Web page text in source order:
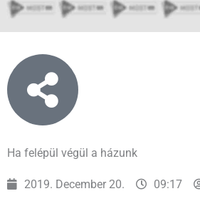
Ha felépül végül a házunk
2019. December 20. 09:17